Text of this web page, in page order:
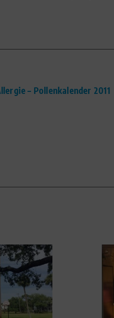
– Pollenkalender 2011